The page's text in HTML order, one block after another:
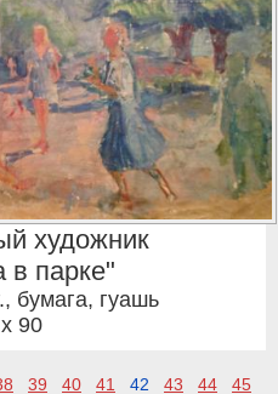
художник
в парке"
, бумага, гуашь
90
39 40 41 42 43 44 45